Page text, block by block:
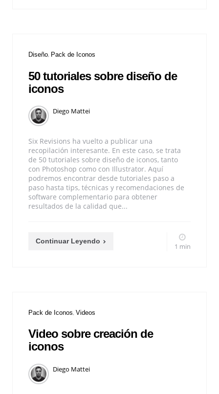
Diseño Pack de Iconos
50 tutoriales sobre diseño de
iconos
Diego Mattei
Six Revisions ha vuelto a publicar una
recopilación interesante. En este caso, se trata
de 50 tutoriales sobre diseño de iconos, tanto
con Photoshop como con Illustrator. Aquí
podremos encontrar desde tutoriales paso a
paso hasta tips, técnicas y recomendaciones de
software complementario para obtener
resultados de la calidad que...
Continuar Leyendo
1 min
Pack de Iconos Videos
Video sobre creación de
iconos
Diego Mattei